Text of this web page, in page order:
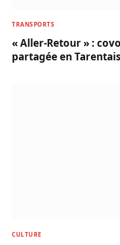
TRANSPORTS
« Aller-Retour » :
partagée en
CULTURE